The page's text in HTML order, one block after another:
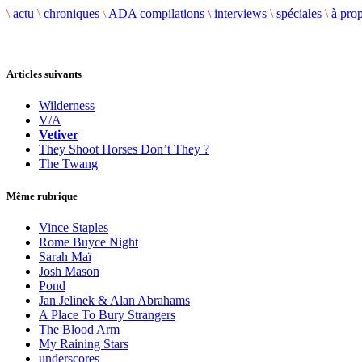
\ actu \ chroniques \ ADA compilations \ interviews \ spéciales \ à
Articles suivants
Wilderness
V/A
Vetiver
They Shoot Horses Don’t They ?
The Twang
Même rubrique
Vince Staples
Rome Buyce Night
Sarah Maï
Josh Mason
Pond
Jan Jelinek & Alan Abrahams
A Place To Bury Strangers
The Blood Arm
My Raining Stars
underscores